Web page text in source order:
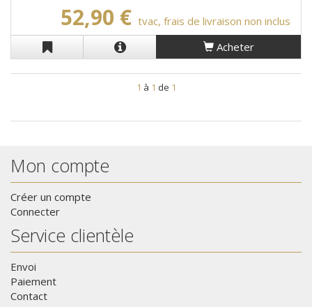
52,90 € tvac, frais de livraison non inclus
Acheter
1 à 1 de 1
Mon compte
Créer un compte
Connecter
Service clientèle
Envoi
Paiement
Contact